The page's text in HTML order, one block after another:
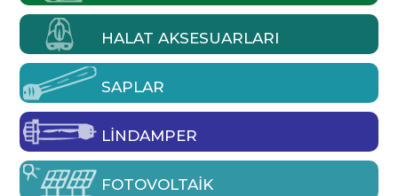
HALAT AKSESUARLARI
SAPLAR
LINDAMPER
FOTOVOLTAIK